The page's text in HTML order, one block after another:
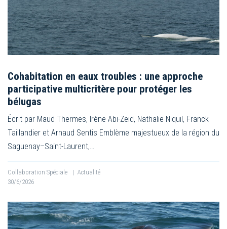
Cohabitation en eaux troubles : une approche
participative multicritère pour protéger les
bélugas
Écrit par Maud Thermes, Irène Abi-Zeid, Nathalie Niquil, Franck
Taillandier et Arnaud Sentis Emblème majestueux de la région du
Saguenay–Saint-Laurent,…
Collaboration Spéciale | Actualité
30/6/2026